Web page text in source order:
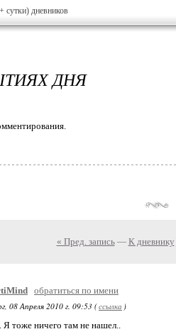
сутки) дневников
ДНЯ
« Пред. запись— К дневнику
обратиться по имени
08 Апреля 2010 г. 09:53 (ссылка )
Я тоже ничего там не нашел..